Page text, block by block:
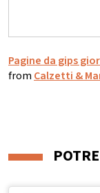
Pagine da gips
from Calzetti &